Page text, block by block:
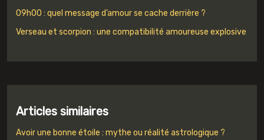
09h00 : quel message d’amour se cache derrière ?
Verseau et scorpion : une compatibilité amoureuse explosive
Articles similaires
Avoir une bonne étoile : mythe ou réalité astrologique ?